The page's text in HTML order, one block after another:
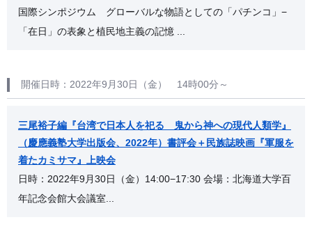
国際シンポジウム グローバルな物語としての「パチンコ」−
「在日」の表象と植民地主義の記憶 ...
開催日時：2022年9月30日（金） 14時00分～
三尾裕子編『台湾で日本人を祀る 鬼から神への現代人類学』
（慶應義塾大学出版会、2022年）書評会＋民族誌映画『軍服を
着たカミサマ』上映会
日時：2022年9月30日（金）14:00−17:30 会場：北海道大学百
年記念会館大会議室...